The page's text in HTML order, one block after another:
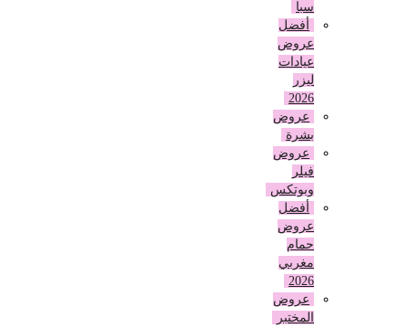
أفضل
عروض
عيادات
عروض
بشرة
عروض
وبوتكس
أفضل
عروض
حمام
مغربي
عروض
المختبر